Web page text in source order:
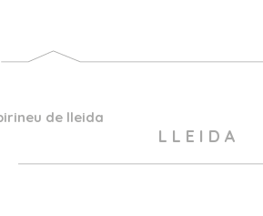
de lleida
L L E I D A